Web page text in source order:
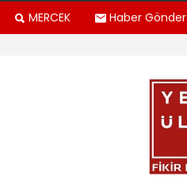
MERCEK Haber Gönder